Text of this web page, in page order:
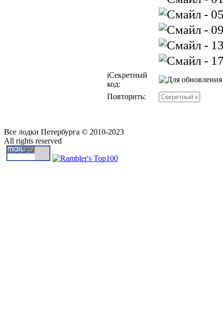
iСекретный
код:
Повторить:
Все лодки Петербурга © 2010-2023
All rights reserved